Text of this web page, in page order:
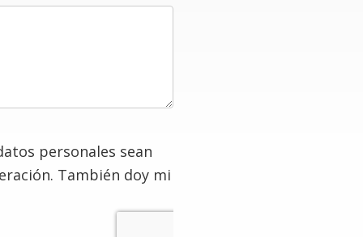
personales sean
También doy mi